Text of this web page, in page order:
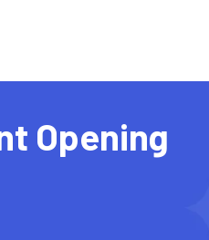
Opening